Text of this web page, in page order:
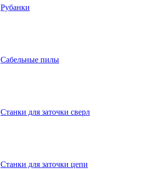
Рубанки
Сабельные пилы
Станки для заточки сверл
Станки для заточки цепи